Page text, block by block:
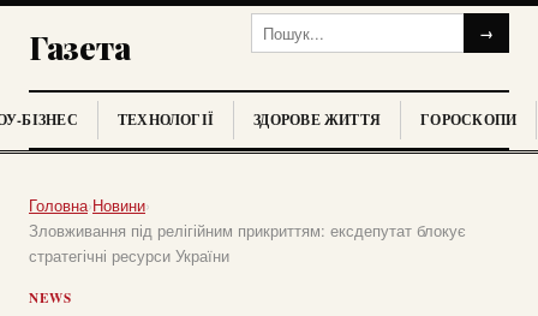
Газета →
БІЗНЕС ТЕХНОЛОГІЇ ЗДОРОВЕ ЖИТТЯ ГОРОСКОПИ
Головна›Новини›
Зловживання під релігійним прикриттям: ексдепутат блокує
стратегічні ресурси України
NEWS